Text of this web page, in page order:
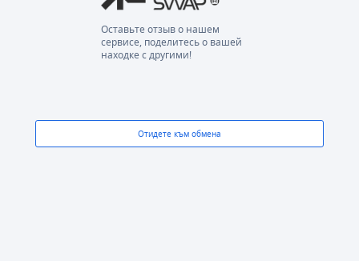
Оставьте отзыв о нашем
сервисе, поделитесь о вашей
находке с другими!
Отидете към обмена